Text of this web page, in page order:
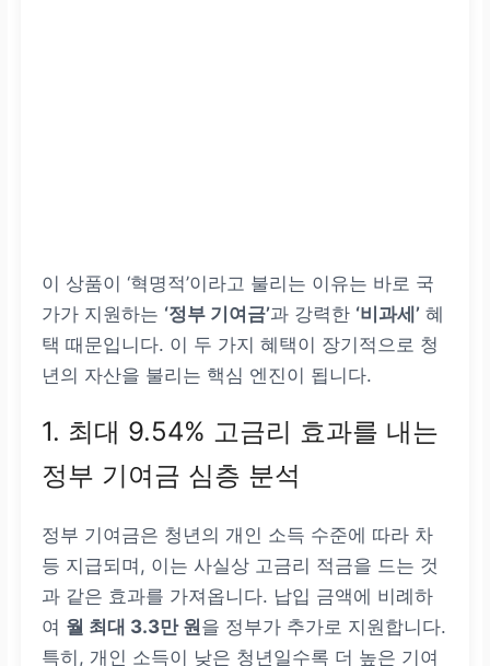
이 상품이 ‘혁명적’이라고 불리는 이유는 바로 국
가가 지원하는 ‘정부 기여금’과 강력한 ‘비과세’ 혜
택 때문입니다. 이 두 가지 혜택이 장기적으로 청
년의 자산을 불리는 핵심 엔진이 됩니다.
1. 최대 9.54% 고금리 효과를 내는
정부 기여금 심층 분석
정부 기여금은 청년의 개인 소득 수준에 따라 차
등 지급되며, 이는 사실상 고금리 적금을 드는 것
과 같은 효과를 가져옵니다. 납입 금액에 비례하
여 월 최대 3.3만 원을 정부가 추가로 지원합니다.
특히, 개인 소득이 낮은 청년일수록 더 높은 기여